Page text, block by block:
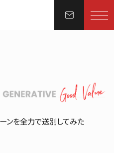
ンを全力で送別してみた